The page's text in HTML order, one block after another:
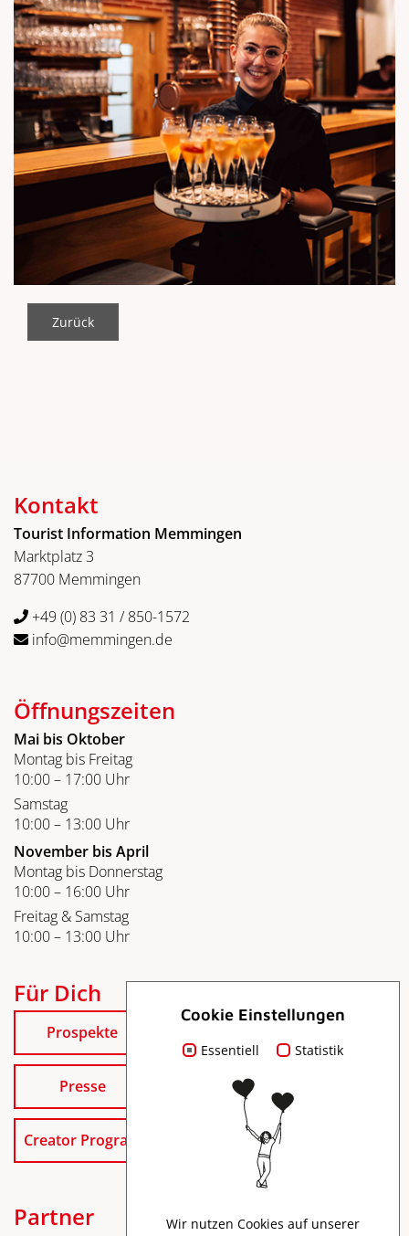
Zurück
Kontakt
Tourist Information Memmingen
Marktplatz 3
87700 Memmingen
+49 (0) 83 31 / 850-1572
info@memmingen.de
Öffnungszeiten
Mai bis Oktober
Montag bis Freitag
10:00 – 17:00 Uhr
Samstag
10:00 – 13:00 Uhr
November bis April
Montag bis Donnerstag
10:00 – 16:00 Uhr
Freitag & Samstag
10:00 – 13:00 Uhr
Für Dich
Prospekte
Presse
Creator Program
Partner
Cookie Einstellungen
Essentiell Statistik
Wir nutzen Cookies auf unserer